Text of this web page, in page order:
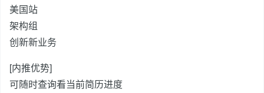
美国站
架构组
创新新业务
[内推优势]
可随时查询看当前简历进度